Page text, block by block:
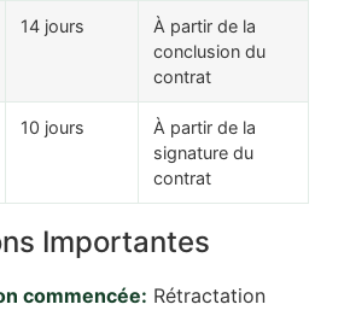
14 jours
À partir de la
conclusion du
contrat
10 jours
À partir de la
signature du
contrat
Importantes
commencée: Rétractation